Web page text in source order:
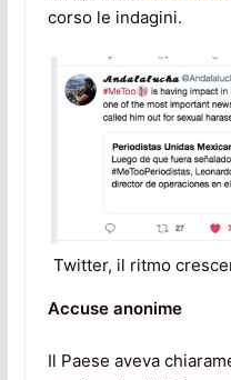
corso le indagini.
Twitter, il ritmo
Accuse anonime
Il Paese aveva